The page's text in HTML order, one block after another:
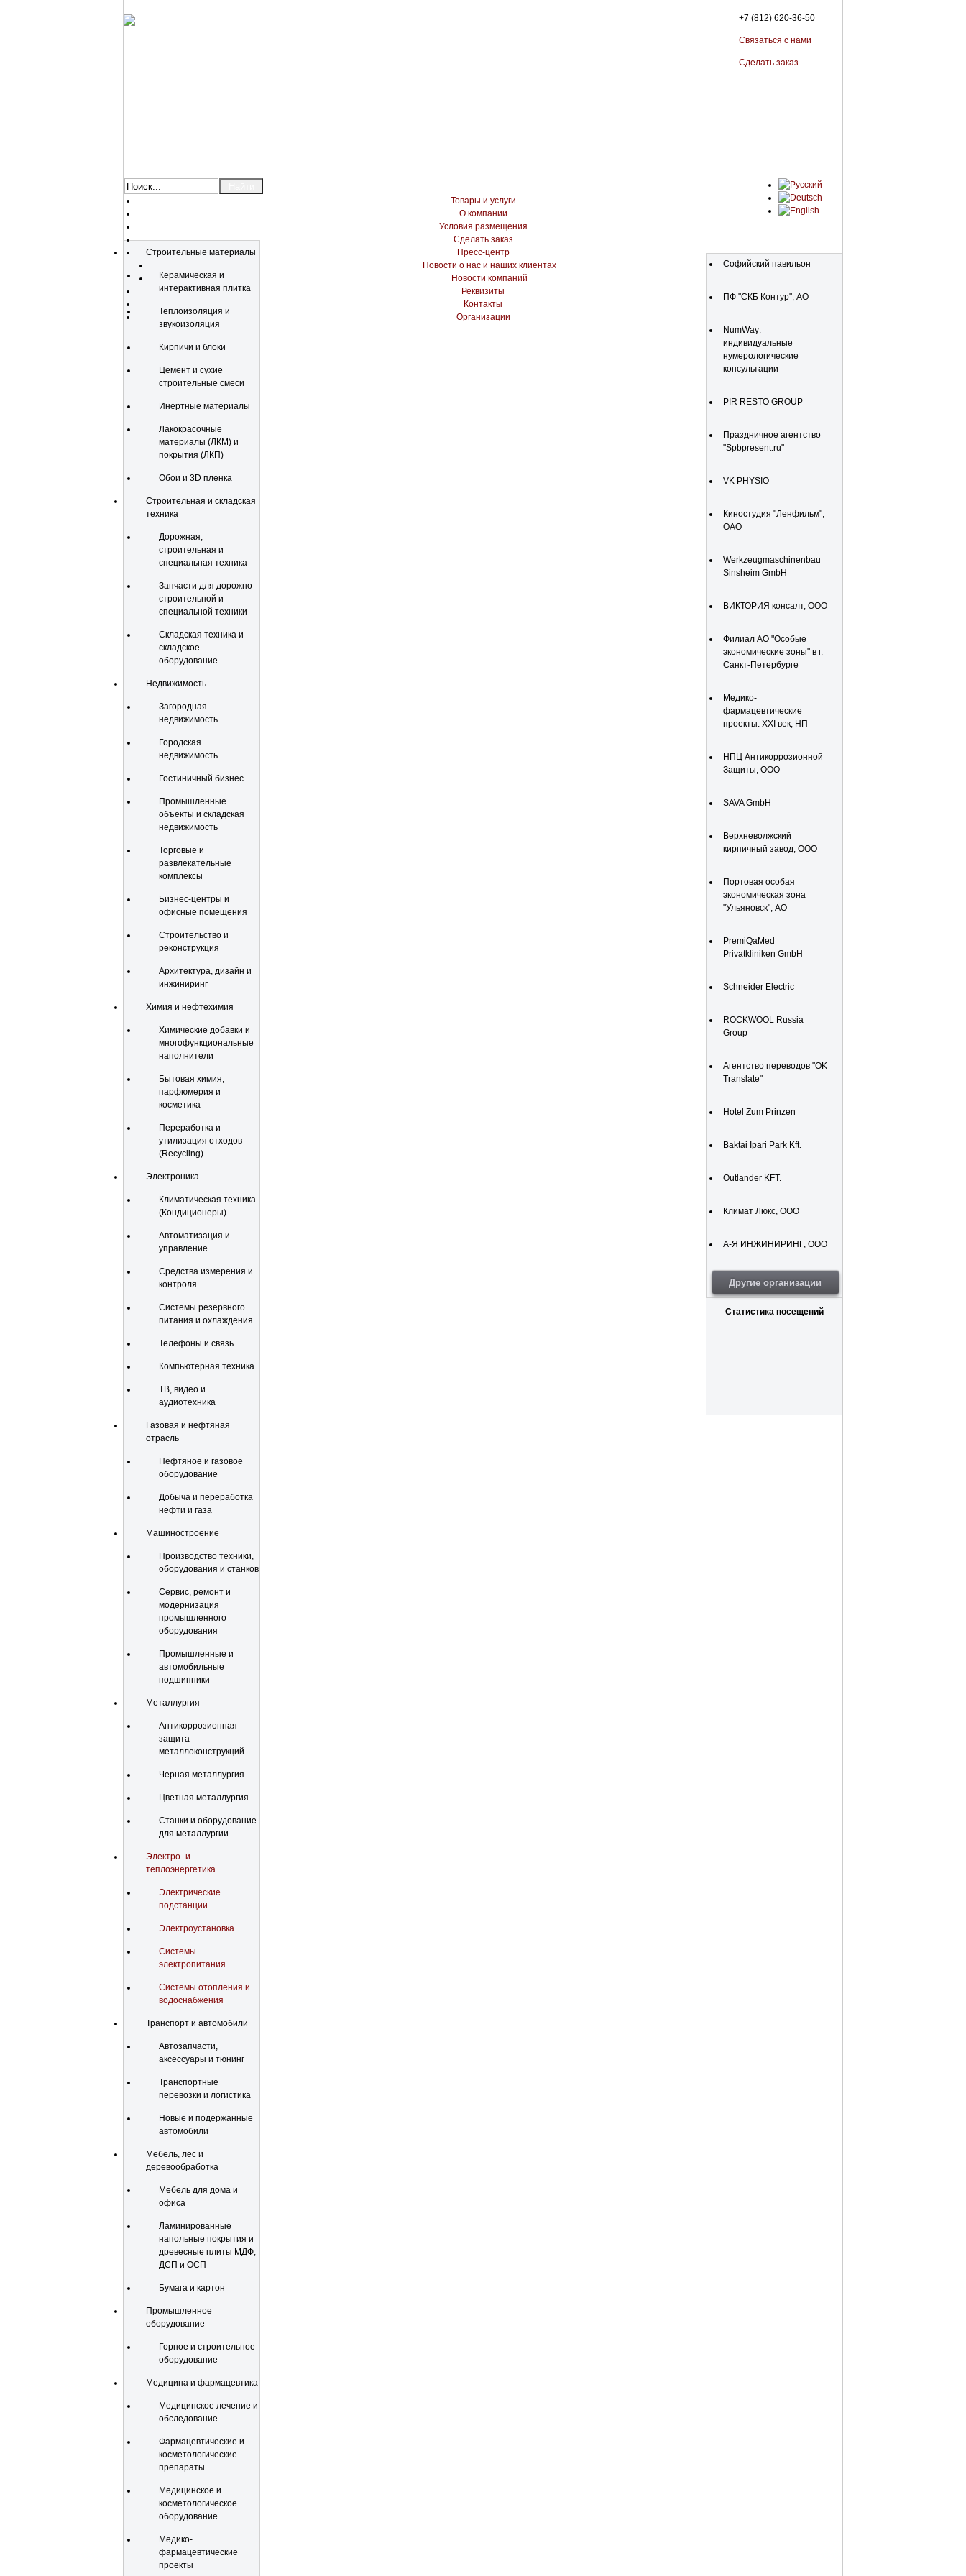
+7 (812) 620-36-50
Связаться с нами
Сделать заказ
Товары и услуги
О компании
Условия размещения
Сделать заказ
Пресс-центр
Новости о нас и наших клиентах
Новости компаний
Реквизиты
Контакты
Организации
Строительные материалы
Керамическая и
интерактивная плитка
Теплоизоляция и
звукоизоляция
Кирпичи и блоки
Цемент и сухие
строительные смеси
Инертные материалы
Лакокрасочные
материалы (ЛКМ) и
покрытия (ЛКП)
Обои и 3D пленка
Строительная и складская
техника
Дорожная,
строительная и
специальная техника
Запчасти для дорожно-
строительной и
специальной техники
Складская техника и
складское
оборудование
Недвижимость
Загородная
недвижимость
Городская
недвижимость
Гостиничный бизнес
Промышленные
объекты и складская
недвижимость
Торговые и
развлекательные
комплексы
Бизнес-центры и
офисные помещения
Строительство и
реконструкция
Архитектура, дизайн и
инжиниринг
Химия и нефтехимия
Химические добавки и
многофункциональные
наполнители
Бытовая химия,
парфюмерия и
косметика
Переработка и
утилизация отходов
(Recycling)
Электроника
Климатическая техника
(Кондиционеры)
Автоматизация и
управление
Средства измерения и
контроля
Системы резервного
питания и охлаждения
Телефоны и связь
Компьютерная техника
ТВ, видео и
аудиотехника
Газовая и нефтяная
отрасль
Нефтяное и газовое
оборудование
Добыча и переработка
нефти и газа
Машиностроение
Производство техники,
оборудования и станков
Сервис, ремонт и
модернизация
промышленного
оборудования
Промышленные и
автомобильные
подшипники
Металлургия
Антикоррозионная
защита
металлоконструкций
Черная металлургия
Цветная металлургия
Станки и оборудование
для металлургии
Электро- и
теплоэнергетика
Электрические
подстанции
Электроустановка
Системы
электропитания
Системы отопления и
водоснабжения
Транспорт и автомобили
Автозапчасти,
аксессуары и тюнинг
Транспортные
перевозки и логистика
Новые и подержанные
автомобили
Мебель, лес и
деревообработка
Мебель для дома и
офиса
Ламинированные
напольные покрытия и
древесные плиты МДФ,
ДСП и ОСП
Бумага и картон
Промышленное
оборудование
Горное и строительное
оборудование
Медицина и фармацевтика
Медицинское лечение и
обследование
Фармацевтические и
косметологические
препараты
Медицинское и
косметологическое
оборудование
Медико-
фармацевтические
проекты
Софийский павильон
ПФ "СКБ Контур", АО
NumWay:
индивидуальные
нумерологические
консультации
PIR RESTO GROUP
Праздничное агентство
"Spbpresent.ru"
VK PHYSIO
Киностудия "Ленфильм",
ОАО
Werkzeugmaschinenbau
Sinsheim GmbH
ВИКТОРИЯ консалт, ООО
Филиал АО "Особые
экономические зоны" в г.
Санкт-Петербурге
Медико-
фармацевтические
проекты. XXI век, НП
НПЦ Антикоррозионной
Защиты, ООО
SAVA GmbH
Верхневолжский
кирпичный завод, ООО
Портовая особая
экономическая зона
"Ульяновск", АО
PremiQaMed
Privatkliniken GmbH
Schneider Electric
ROCKWOOL Russia
Group
Агентство переводов "OK
Translate"
Hotel Zum Prinzen
Baktai Ipari Park Kft.
Outlander KFT.
Климат Люкс, ООО
А-Я ИНЖИНИРИНГ, ООО
Другие организации
Статистика посещений